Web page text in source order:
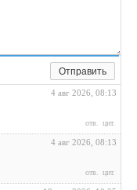
Отправить
4 авг 2026, 08:13
отв. цит.
4 авг 2026, 08:13
отв. цит.